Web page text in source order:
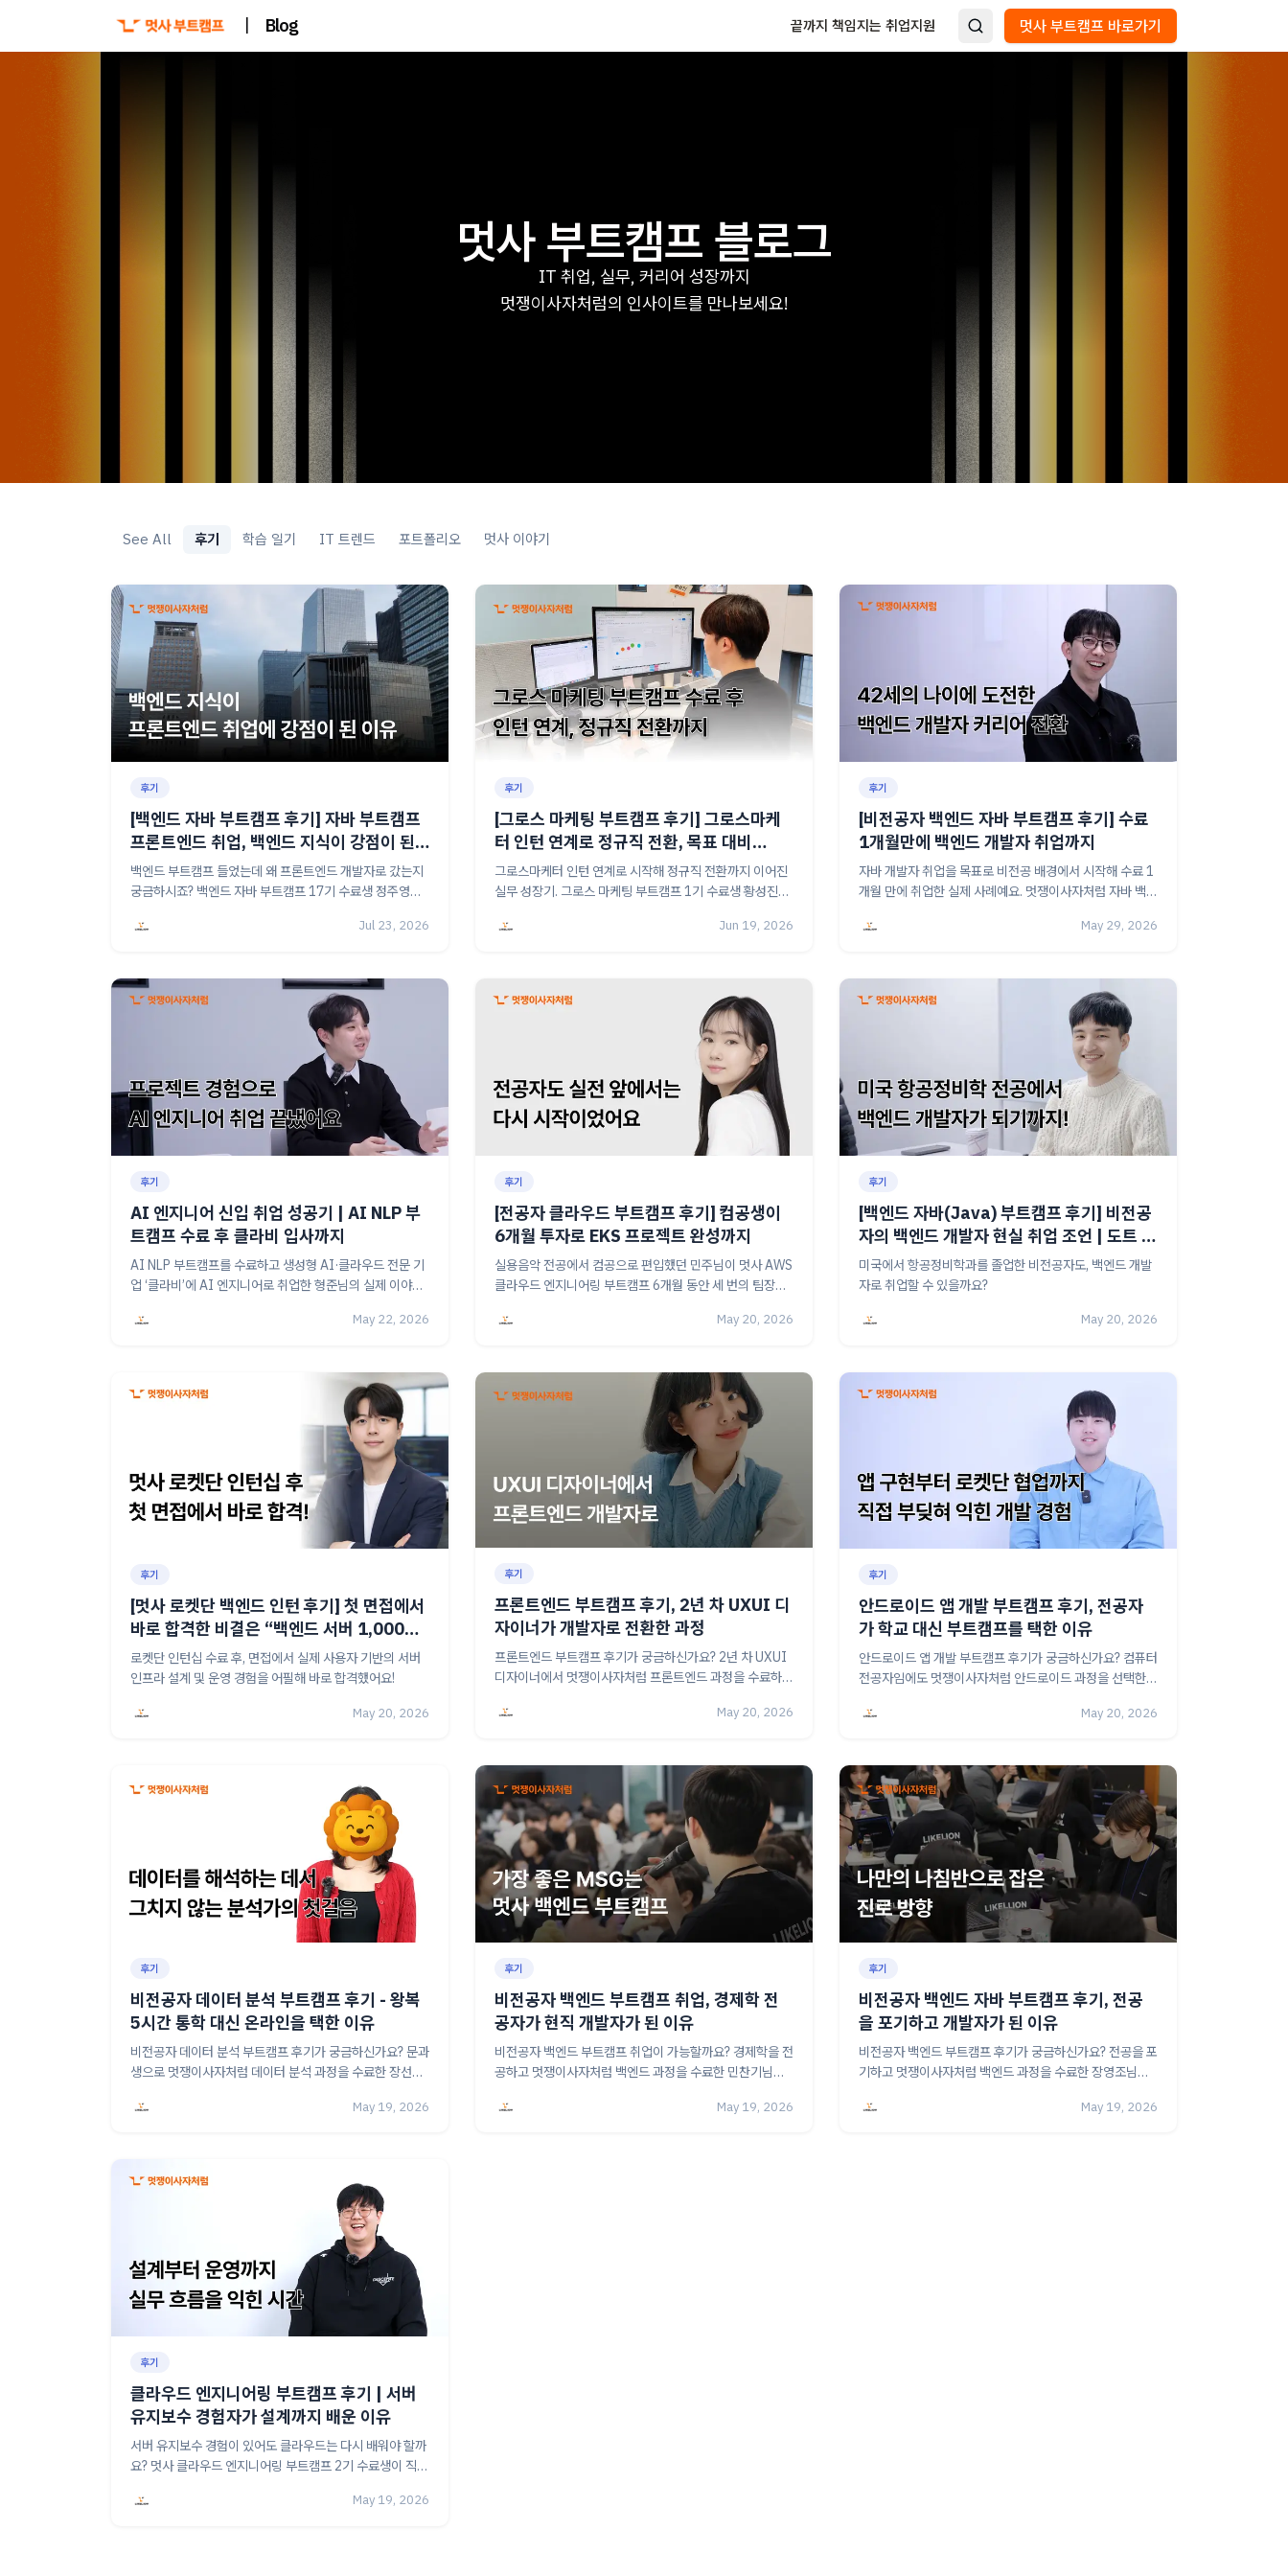
| Blog 끝까지 책임지는 취업지원 멋사 부트캠프 바로가기
멋사 부트캠프 블로그
IT 취업, 실무, 커리어 성장까지
멋쟁이사자처럼의 인사이트를 만나보세요!
See All 후기 학습 일기 IT 트렌드 포트폴리오 멋사 이야기
후기
[백엔드 자바 부트캠프 후기] 자바 부트캠프
프론트엔드 취업, 백엔드 지식이 강점이 된
이유
백엔드 부트캠프 들었는데 왜 프론트엔드 개발자로 갔는지
궁금하시죠? 백엔드 자바 부트캠프 17기 수료생 정주영님
Jul 23, 2026
후기
[그로스 마케팅 부트캠프 후기] 그로스마케
터 인턴 연계로 정규직 전환, 목표 대비
500% 성과까지
그로스마케터 인턴 연계로 시작해 정규직 전환까지 이어진
실무 성장기. 그로스 마케팅 부트캠프 1기 수료생 황성진님
Jun 19, 2026
후기
[비전공자 백엔드 자바 부트캠프 후기] 수료
1개월만에 백엔드 개발자 취업까지
자바 개발자 취업을 목표로 비전공 배경에서 시작해 수료 1
개월 만에 취업한 실제 사례예요. 멋쟁이사자처럼 자바 백엔
실무 적용 경험까지 직접 이야기해드려요. 커리어 전환을 고
May 29, 2026
후기
AI 엔지니어 신입 취업 성공기 | AI NLP 부
트캠프 수료 후 클라비 입사까지
AI NLP 부트캠프를 수료하고 생성형 AI·클라우드 전문 기
업 ‘클라비’에 AI 엔지니어로 취업한 형준님의 실제 이야기,
보세요.
May 22, 2026
후기
[전공자 클라우드 부트캠프 후기] 컴공생이
6개월 투자로 EKS 프로젝트 완성까지
실용음악 전공에서 컴공으로 편입했던 민주님이 멋사 AWS
클라우드 엔지니어링 부트캠프 6개월 동안 세 번의 팀장을
어봤어요.
May 20, 2026
후기
[백엔드 자바(Java) 부트캠프 후기] 비전공
자의 백엔드 개발자 현실 취업 조언 | 도트 연
산자도 몰랐던 동규님의 이야기
미국에서 항공정비학과를 졸업한 비전공자도, 백엔드 개발
자로 취업할 수 있을까요?
May 20, 2026
후기
[멋사 로켓단 백엔드 인턴 후기] 첫 면접에서
바로 합격한 비결은 “백엔드 서버 1,000명
동시접속 구축” 경험
로켓단 인턴십 수료 후, 면접에서 실제 사용자 기반의 서버
인프라 설계 및 운영 경험을 어필해 바로 합격했어요!
May 20, 2026
후기
프론트엔드 부트캠프 후기, 2년 차 UXUI 디
자이너가 개발자로 전환한 과정
프론트엔드 부트캠프 후기가 궁금하신가요? 2년 차 UXUI
디자이너에서 멋쟁이사자처럼 프론트엔드 과정을 수료하고
May 20, 2026
후기
안드로이드 앱 개발 부트캠프 후기, 전공자
가 학교 대신 부트캠프를 택한 이유
안드로이드 앱 개발 부트캠프 후기가 궁금하신가요? 컴퓨터
전공자임에도 멋쟁이사자처럼 안드로이드 과정을 선택한
May 20, 2026
후기
비전공자 데이터 분석 부트캠프 후기 - 왕복
5시간 통학 대신 온라인을 택한 이유
비전공자 데이터 분석 부트캠프 후기가 궁금하신가요? 문과
생으로 멋쟁이사자처럼 데이터 분석 과정을 수료한 장선희
어요.
May 19, 2026
후기
비전공자 백엔드 부트캠프 취업, 경제학 전
공자가 현직 개발자가 된 이유
비전공자 백엔드 부트캠프 취업이 가능할까요? 경제학을 전
공하고 멋쟁이사자처럼 백엔드 과정을 수료한 민찬기님의
May 19, 2026
후기
비전공자 백엔드 자바 부트캠프 후기, 전공
을 포기하고 개발자가 된 이유
비전공자 백엔드 부트캠프 후기가 궁금하신가요? 전공을 포
기하고 멋쟁이사자처럼 백엔드 과정을 수료한 장영조님의
May 19, 2026
후기
클라우드 엔지니어링 부트캠프 후기 | 서버
유지보수 경험자가 설계까지 배운 이유
서버 유지보수 경험이 있어도 클라우드는 다시 배워야 할까
요? 멋사 클라우드 엔지니어링 부트캠프 2기 수료생이 직접
인해보세요.
May 19, 2026